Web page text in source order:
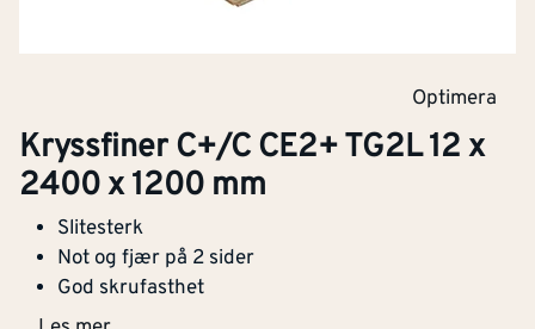
Optimera
Kryssfiner C+/C CE2+ TG2L 12 x
2400 x 1200 mm
Slitesterk
Not og fjær på 2 sider
God skrufasthet
Kryssfiner C+/C CE2+ TG2L 18 x 2400 x 1200
mm
Klikk og hent